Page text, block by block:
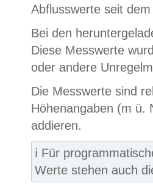
Abflusswerte seit
Bei den
Diese Messwerte
oder andere
Die Messwerte sind
Höhenangaben (m ü.
addieren.
ℹ️ Für
Werte stehen auch